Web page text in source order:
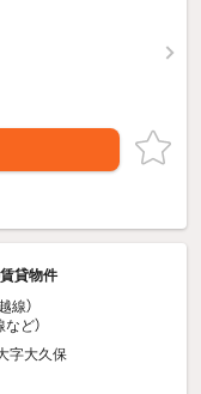
貸物件
線）
など）
字大久保